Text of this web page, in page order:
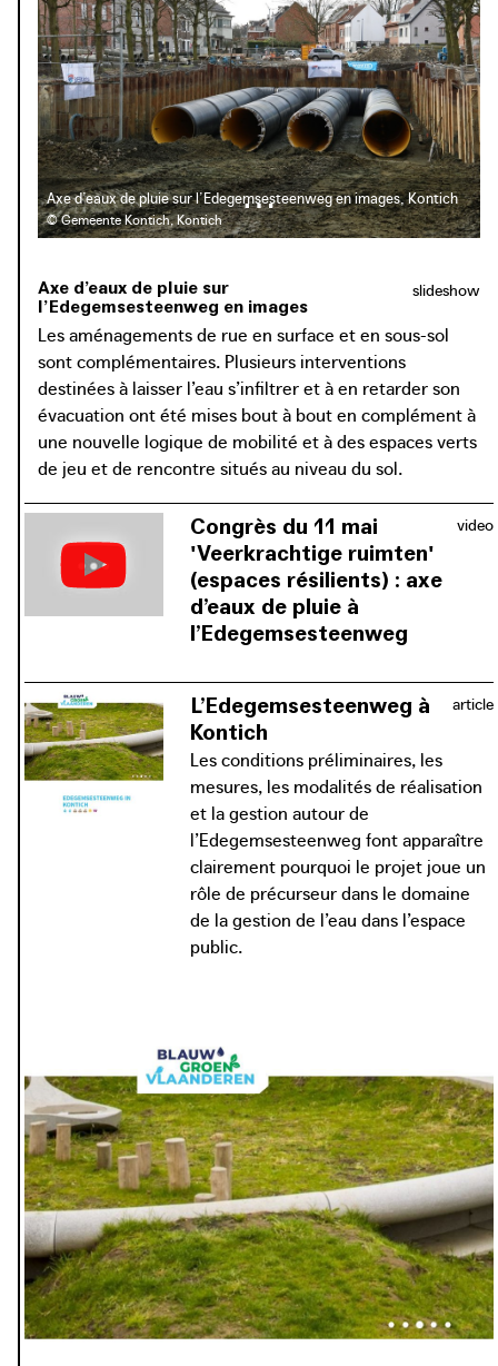
rassurer les riverains quant aux nuisances olfactives, aux
déchets et aux nuisibles. La tâche devint alors plus aisée
une fois les bénéfices de la réfection rendus visibles : un
cadre de vie de meilleure qualité = un endroit où les
résidents peuvent se détendre et se rencontrer.
Axe d’eaux de pluie sur l’Edegemsesteenweg en images, Kontich
© Gemeente Kontich, Kontich
slideshow
Axe d’eaux de pluie sur
l’Edegemsesteenweg en images
Les aménagements de rue en surface et en sous-sol
sont complémentaires. Plusieurs interventions
destinées à laisser l’eau s’infiltrer et à en retarder son
évacuation ont été mises bout à bout en complément à
une nouvelle logique de mobilité et à des espaces verts
de jeu et de rencontre situés au niveau du sol.
video
Congrès du 11 mai
'Veerkrachtige ruimten'
(espaces résilients) : axe
d’eaux de pluie à
l’Edegemsesteenweg
domaine public est tout à fait
possible. Comme en témoigne l’« axe
d’eaux de pluie » de
l’Edegemsesteenweg. Des opérations
diverses permettent de garantir non
seulement l’infiltration et la rétention
de l’eau, mais aussi l’ancrage de l’eau
de pluie dans l’espace public.
Congrès du 11 mai 'Veerkrachtige ruimten' (espaces
résilients) : axe d’eaux de pluie à l’Edegemsesteenweg
L’infiltration des eaux de pluie sur le domaine public est
tout à fait possible. Comme en témoigne l’« axe d’eaux de
pluie » de l’Edegemsesteenweg. Des opérations diverses
permettent de garantir non seulement l’infiltration et la
rétention de l’eau, mais aussi l’ancrage de l’eau de pluie
dans l’espace public.
article
L’Edegemsesteenweg à
Kontich
Les conditions préliminaires, les
mesures, les modalités de réalisation
et la gestion autour de
l’Edegemsesteenweg font apparaître
clairement pourquoi le projet joue un
rôle de précurseur dans le domaine
de la gestion de l’eau dans l’espace
public.